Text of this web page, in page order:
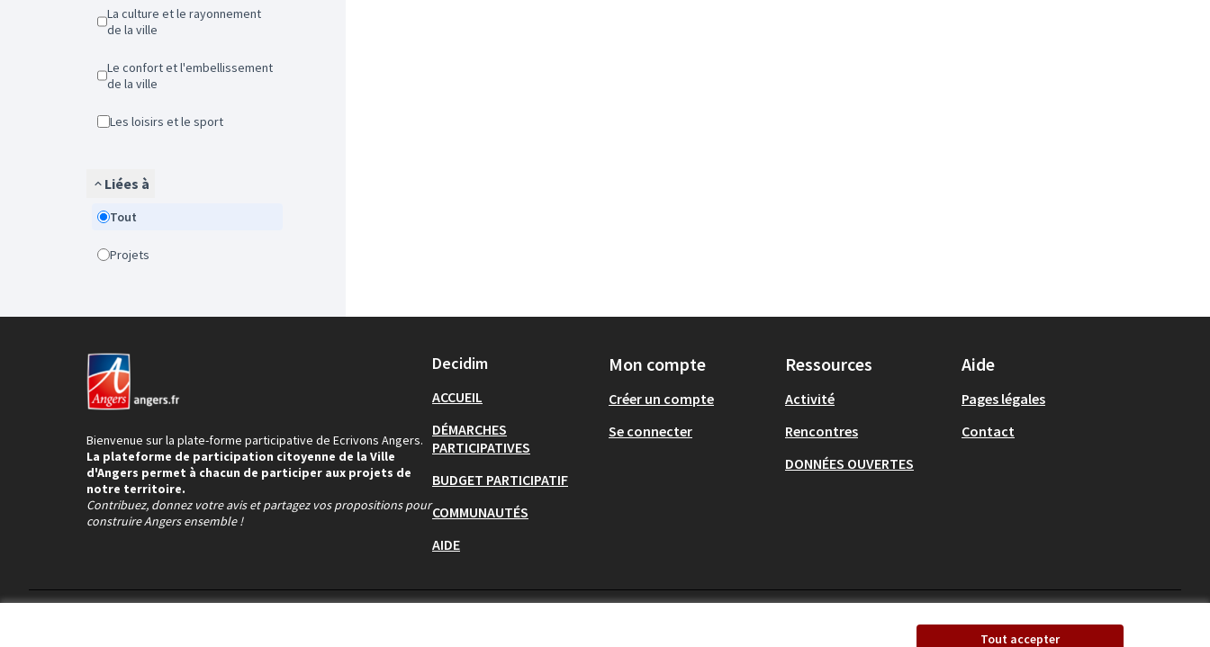
Tout accepter
La culture et le rayonnement
de la ville
Le confort et l'embellissement
de la ville
Les loisirs et le sport
Liées à
Tout
Projets
Bienvenue sur la plate-forme participative de Ecrivons Angers.
La plateforme de participation citoyenne de la Ville
d'Angers permet à chacun de participer aux projets de
notre territoire.
Contribuez, donnez votre avis et partagez vos propositions pour
construire Angers ensemble !
Decidim
ACCUEIL
DÉMARCHES
PARTICIPATIVES
BUDGET PARTICIPATIF
COMMUNAUTÉS
AIDE
Mon compte
Créer un compte
Se connecter
Ressources
Activité
Rencontres
DONNÉES OUVERTES
Aide
Pages légales
Contact